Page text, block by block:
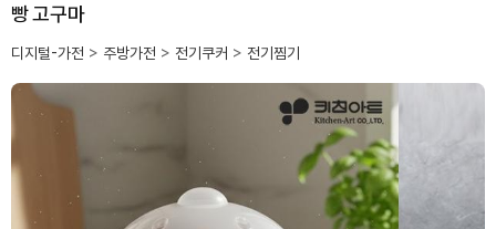
빵 고구마
디지털-가전 > 주방가전 > 전기쿠커 > 전기찜기